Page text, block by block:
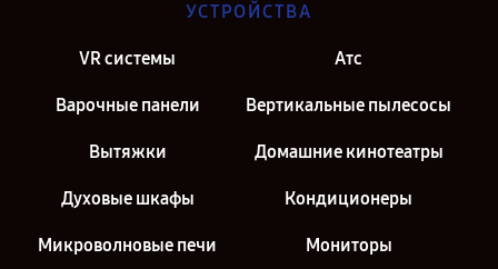
УСТРОЙСТВА
VR системы Атс
Варочные панели Вертикальные пылесосы
Вытяжки Домашние кинотеатры
Духовые шкафы Кондиционеры
Микроволновые печи Мониторы